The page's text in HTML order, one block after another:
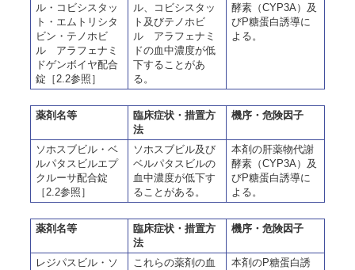
ル・コビシスタッ
ト・エムトリシタ
ビン・テノホビ
ル アラフェナミ
ドゲンボイヤ配合
錠［2.2参照］
ル、コビシスタッ
ト及びテノホビ
ル アラフェナミ
ドの血中濃度が低
下することがあ
る。
酵素（CYP3A）及
びP糖蛋白誘導に
よる。
薬剤名等
臨床症状・措置方
法
機序・危険因子
ソホスブビル・ベ
ルパタスビルエプ
クルーサ配合錠
［2.2参照］
ソホスブビル及び
ベルパタスビルの
血中濃度が低下す
ることがある。
本剤の肝薬物代謝
酵素（CYP3A）及
びP糖蛋白誘導に
よる。
薬剤名等
臨床症状・措置方
法
機序・危険因子
レジパスビル・ソ これらの薬剤の血 本剤のP糖蛋白誘